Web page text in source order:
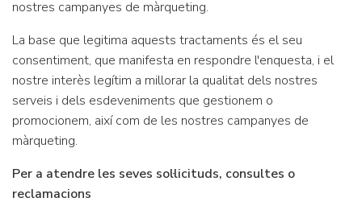
nostres campanyes de màrqueting.
La base que legitima aquests tractaments és el seu
consentiment, que manifesta en respondre l'enquesta, i el
nostre interès legítim a millorar la qualitat dels nostres
serveis i dels esdeveniments que gestionem o
promocionem, així com de les nostres campanyes de
màrqueting.
Per a atendre les seves sol·licituds, consultes o
reclamacions